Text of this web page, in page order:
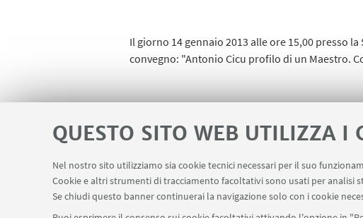
QUESTO SITO WEB UTILIZZA I
Nel nostro sito utilizziamo sia cookie tecnici necessari per il suo
Cookie e altri strumenti di tracciamento facoltativi sono usati per
Se chiudi questo banner continuerai la navigazione solo con i cookie
Il giorno 14 gennaio 2013 alle ore 15,00 presso
convegno: "Antonio Cicu profilo di un Maestro.
Locandina Convegno "Antonio